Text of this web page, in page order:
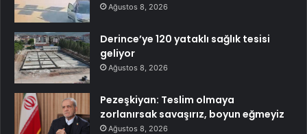
Ağustos 8, 2026
Derince’ye 120 yataklı sağlık tesisi
geliyor
Ağustos 8, 2026
Pezeşkiyan: Teslim olmaya
zorlanırsak savaşırız, boyun eğmeyiz
Ağustos 8, 2026